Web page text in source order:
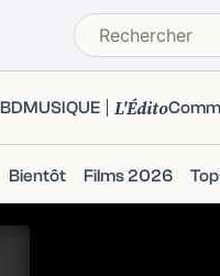
BDMUSIQUE L'Édito
Bientôt Films 2026